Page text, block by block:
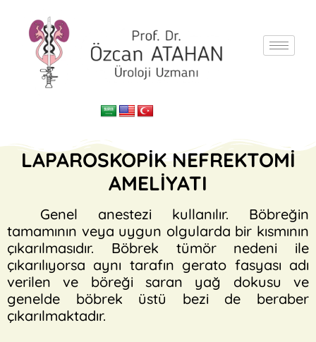
LAPAROSKOPİK NEFREKTOMİ
AMELİYATI
Genel anestezi kullanılır. Böbreğin
tamamının veya uygun olgularda bir kısmının
çıkarılmasıdır. Böbrek tümör nedeni ile
çıkarılıyorsa aynı tarafın gerato fasyası adı
verilen ve böreği saran yağ dokusu ve
genelde böbrek üstü bezi de beraber
çıkarılmaktadır.